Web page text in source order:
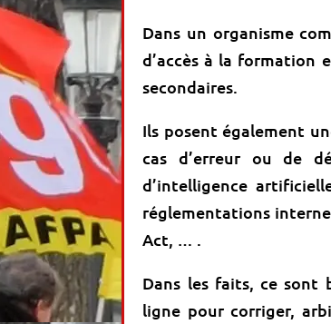
Dans un organisme
d’accès à la formation
secondaires.
Ils posent également
cas d’erreur ou de
d’intelligence
réglementations
Act, … .
Dans les faits, ce sont
ligne pour corriger,